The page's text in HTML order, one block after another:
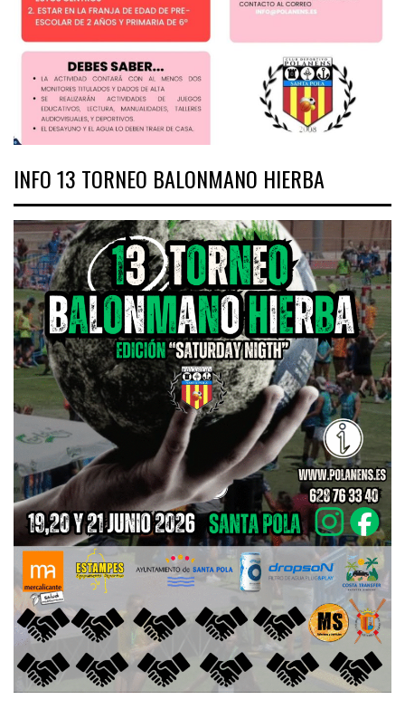
INFO 13 TORNEO BALONMANO HIERBA